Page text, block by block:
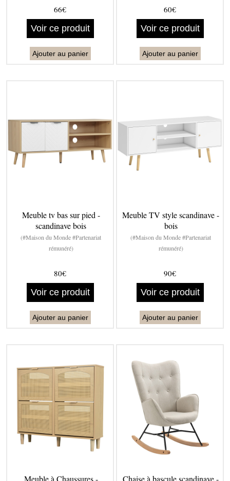
66€
Voir ce produit
Ajouter au panier
60€
Voir ce produit
Ajouter au panier
Meuble tv bas sur pied -
scandinave bois
(#Maison du Monde #Partenariat
rémunéré)
80€
Voir ce produit
Ajouter au panier
Meuble TV style scandinave -
bois
(#Maison du Monde #Partenariat
rémunéré)
90€
Voir ce produit
Ajouter au panier